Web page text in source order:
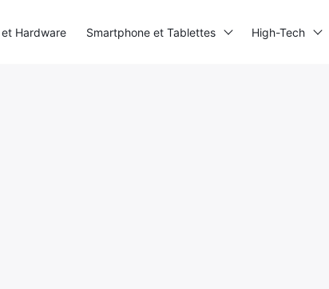
et Hardware Smartphone et Tablettes High-Tech